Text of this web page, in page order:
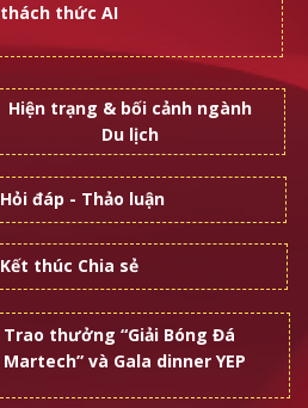
Hỏi đáp - Thảo luận
Kết thúc Chia sẻ
Trao thưởng “Giải Bóng Đá
Martech” và Gala dinner YEP
Hiện trạng & bối cảnh ngành
Du lịch
thách thức AI